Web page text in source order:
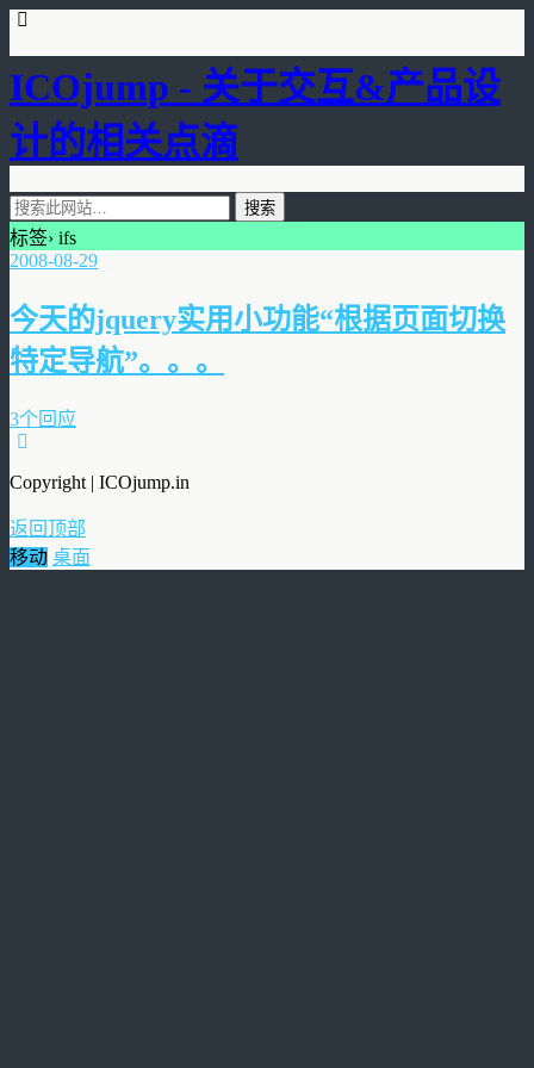
ICOjump - 关于交互&产品设
计的相关点滴
标签› ifs
2008-08-29
今天的jquery实用小功能“根据页面切换
特定导航”。。。
3个回应
Copyright | ICOjump.in
返回顶部
移动 桌面